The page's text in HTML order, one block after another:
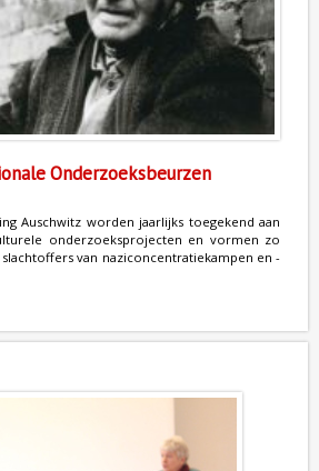
Onderzoeksbeurzen
Auschwitz worden jaarlijks toegekend aan
onderzoeksprojecten en vormen zo
van naziconcentratiekampen en -